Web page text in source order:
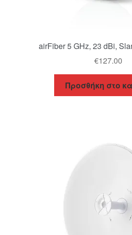
airFiber 5 GHz, 23 dBi,
€127.00
Προσθήκη στο